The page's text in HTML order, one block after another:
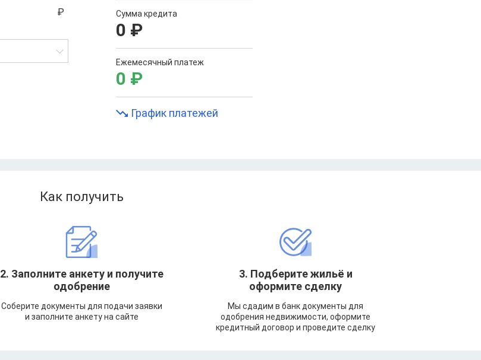
Сумма кредита
0 ₽
Ежемесячный платеж
0 ₽
График платежей
Как получить
2. Заполните анкету и получите
одобрение
Соберите документы для подачи заявки
и заполните анкету на сайте
3. Подберите жильё и
оформите сделку
Мы сдадим в банк документы для
одобрения недвижимости, оформите
кредитный договор и проведите сделку